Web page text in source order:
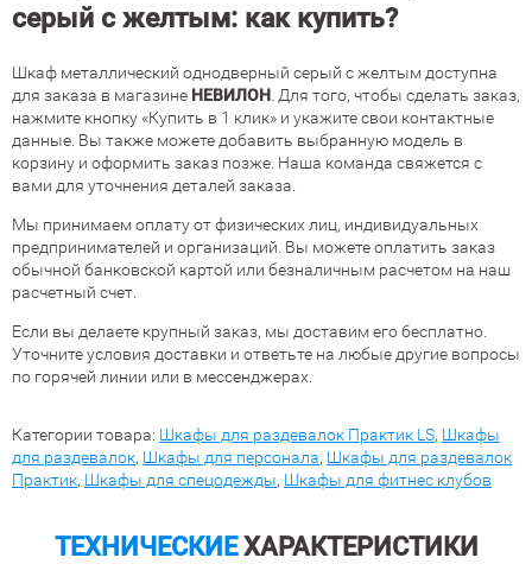
серый с желтым: как купить?
Шкаф металлический однодверный серый с желтым доступна
для заказа в магазине НЕВИЛОН . Для того, чтобы сделать заказ,
нажмите кнопку «Купить в 1 клик» и укажите свои контактные
данные. Вы также можете добавить выбранную модель в
корзину и оформить заказ позже. Наша команда свяжется с
вами для уточнения деталей заказа.
Мы принимаем оплату от физических лиц, индивидуальных
предпринимателей и организаций. Вы можете оплатить заказ
обычной банковской картой или безналичным расчетом на наш
расчетный счет.
Если вы делаете крупный заказ, мы доставим его бесплатно.
Уточните условия доставки и ответьте на любые другие вопросы
по горячей линии или в мессенджерах.
Категории товара: Шкафы для раздевалок Практик LS, Шкафы
для раздевалок, Шкафы для персонала, Шкафы для раздевалок
Практик, Шкафы для спецодежды, Шкафы для фитнес клубов
ТЕХНИЧЕСКИЕХАРАКТЕРИСТИКИ